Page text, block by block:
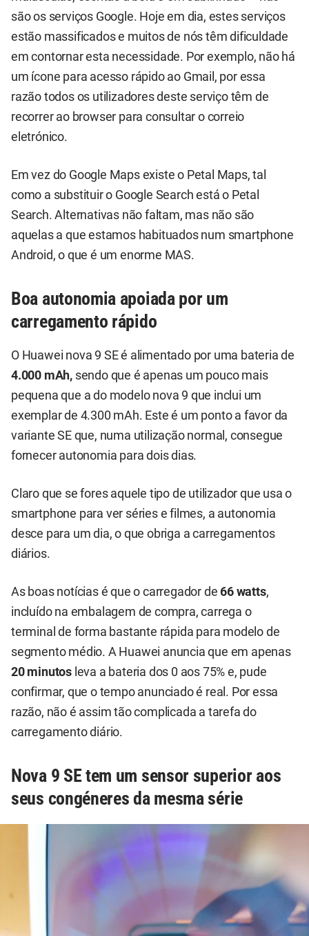
são os serviços Google. Hoje em dia, estes serviços
estão massificados e muitos de nós têm dificuldade
em contornar esta necessidade. Por exemplo, não há
um ícone para acesso rápido ao Gmail, por essa
razão todos os utilizadores deste serviço têm de
recorrer ao browser para consultar o correio
eletrónico.
Em vez do Google Maps existe o Petal Maps, tal
como a substituir o Google Search está o Petal
Search. Alternativas não faltam, mas não são
aquelas a que estamos habituados num smartphone
Android, o que é um enorme MAS.
Boa autonomia apoiada por um
carregamento rápido
O Huawei nova 9 SE é alimentado por uma bateria de
4.000 mAh, sendo que é apenas um pouco mais
pequena que a do modelo nova 9 que inclui um
exemplar de 4.300 mAh. Este é um ponto a favor da
variante SE que, numa utilização normal, consegue
fornecer autonomia para dois dias.
Claro que se fores aquele tipo de utilizador que usa o
smartphone para ver séries e filmes, a autonomia
desce para um dia, o que obriga a carregamentos
diários.
As boas notícias é que o carregador de66 watts,
incluído na embalagem de compra, carrega o
terminal de forma bastante rápida para modelo de
segmento médio. A Huawei anuncia que em apenas
20 minutos leva a bateria dos 0 aos 75% e, pude
confirmar, que o tempo anunciado é real. Por essa
razão, não é assim tão complicada a tarefa do
carregamento diário.
Nova 9 SE tem um sensor superior aos
seus congéneres da mesma série